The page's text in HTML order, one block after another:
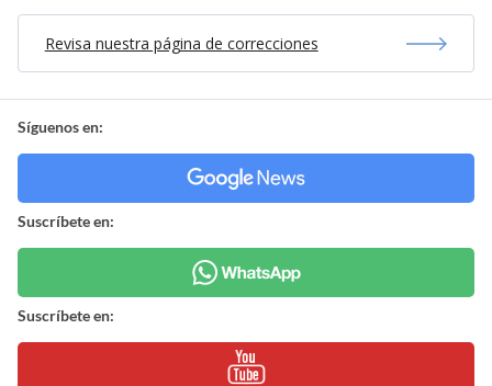
Revisa nuestra página de correcciones
Síguenos en:
Suscríbete en:
Suscríbete en: